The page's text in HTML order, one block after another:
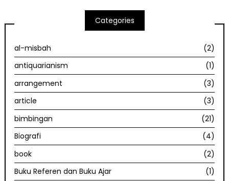
Categories
al-misbah
(2)
antiquarianism
(1)
arrangement
(3)
article
(3)
bimbingan
(21)
Biografi
(4)
book
(2)
Buku Referen dan Buku Ajar
(1)